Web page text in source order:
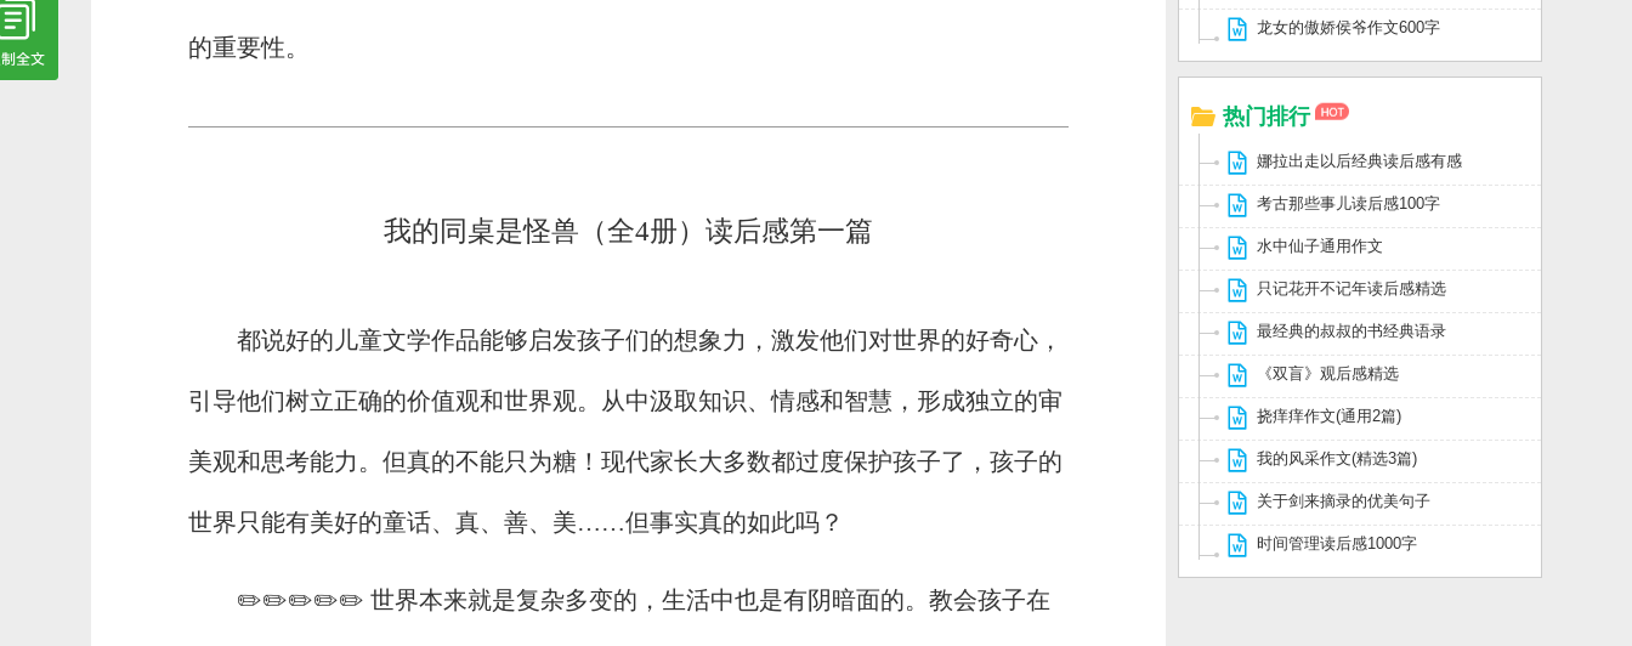
的重要性。
我的同桌是怪兽（全4册）读后感第一篇
都说好的儿童文学作品能够启发孩子们的想象力，激发他们对世界的好奇心，
引导他们树立正确的价值观和世界观。从中汲取知识、情感和智慧，形成独立的审
美观和思考能力。但真的不能只为糖！现代家长大多数都过度保护孩子了，孩子的
世界只能有美好的童话、真、善、美……但事实真的如此吗？
✏️✏️✏️✏️✏️ 世界本来就是复杂多变的，生活中也是有阴暗面的。教会孩子在
龙女的傲娇侯爷作文600字
热门排行
娜拉出走以后经典读后感有感
考古那些事儿读后感100字
水中仙子通用作文
只记花开不记年读后感精选
最经典的叔叔的书经典语录
《双盲》观后感精选
挠痒痒作文(通用2篇)
我的风采作文(精选3篇)
关于剑来摘录的优美句子
时间管理读后感1000字